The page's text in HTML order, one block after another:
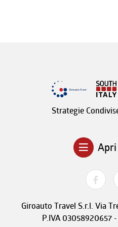
Strategie
Giroauto Travel S.r.l. Via
P.IVA 03058920657